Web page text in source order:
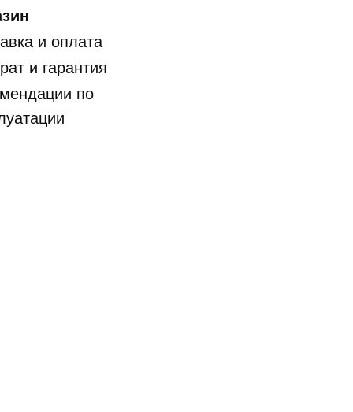
по
и оплата
и гарантия